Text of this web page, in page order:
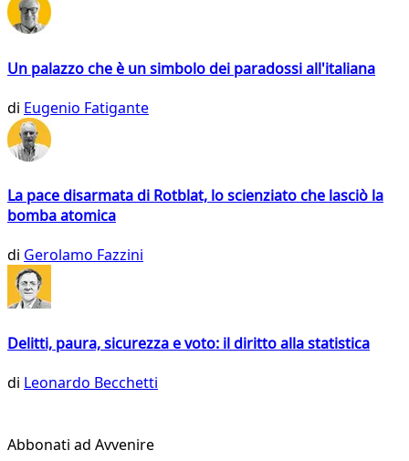
Un palazzo che è un simbolo dei paradossi all'italiana
di Eugenio Fatigante
La pace disarmata di Rotblat, lo scienziato che lasciò la
bomba atomica
di Gerolamo Fazzini
Delitti, paura, sicurezza e voto: il diritto alla statistica
di Leonardo Becchetti
Abbonati ad Avvenire